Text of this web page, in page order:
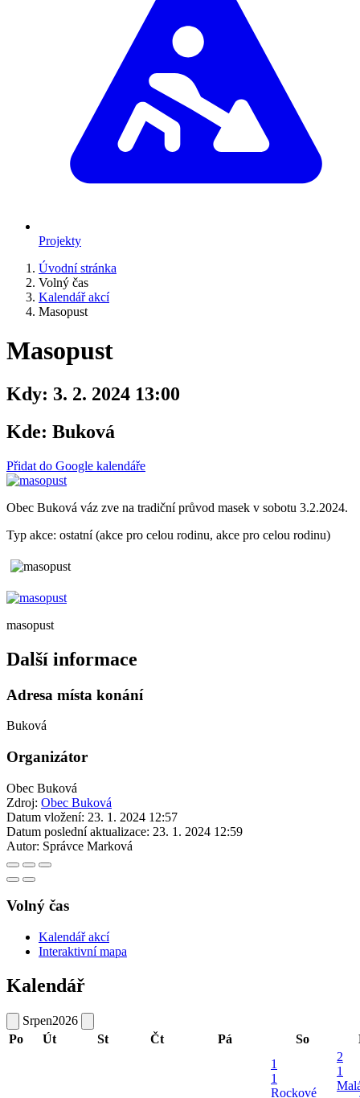
Projekty
Úvodní stránka
Volný čas
Kalendář akcí
Masopust
Masopust
Kdy: 3. 2. 2024 13:00
Kde: Buková
Přidat do Google kalendáře
Obec Buková váz zve na tradiční průvod masek v sobotu 3.2.2024.
Typ akce: ostatní (akce pro celou rodinu, akce pro celou rodinu)
masopust
Další informace
Adresa místa konání
Buková
Organizátor
Obec Buková
Zdroj: Obec Buková
Datum vložení: 23. 1. 2024 12:57
Datum poslední aktualizace: 23. 1. 2024 12:59
Autor: Správce Marková
Volný čas
Kalendář akcí
Interaktivní mapa
Kalendář
Srpen2026
Po
Út St Čt Pá So
1
1
Rockové
2
1